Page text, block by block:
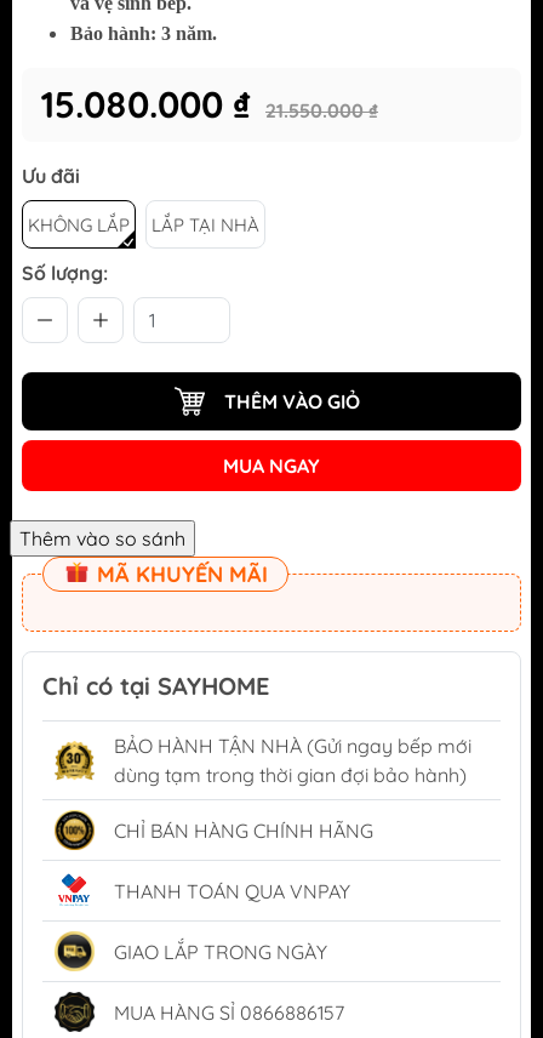
Bảo hành: 3 năm.
15.080.000 ₫ 21.550.000 ₫
Ưu đãi
KHÔNG LẮP LẮP TẠI NHÀ
Số lượng:
THÊM VÀO GIỎ
MUA NGAY
MÃ KHUYẾN MÃI
Chỉ có tại SAYHOME
BẢO HÀNH TẬN NHÀ (Gửi ngay bếp mới
dùng tạm trong thời gian đợi bảo hành)
CHỈ BÁN HÀNG CHÍNH HÃNG
THANH TOÁN QUA VNPAY
GIAO LẮP TRONG NGÀY
MUA HÀNG SỈ 0866886157